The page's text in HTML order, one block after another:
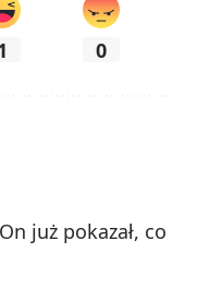
0
już pokazał, co